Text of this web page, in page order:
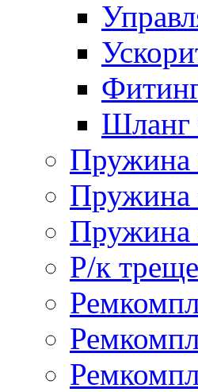
Шланг
Пружина
Пружина
Пружина
Р/к